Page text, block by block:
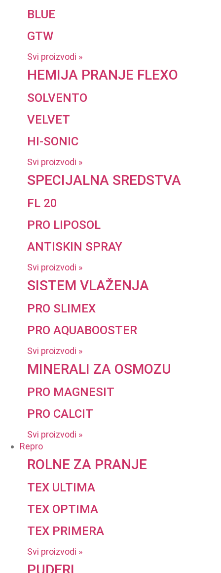
BLUE
GTW
Svi proizvodi »
HEMIJA PRANJE FLEXO
SOLVENTO
VELVET
HI-SONIC
Svi proizvodi »
SPECIJALNA SREDSTVA
FL 20
PRO LIPOSOL
ANTISKIN SPRAY
Svi proizvodi »
SISTEM VLAŽENJA
PRO SLIMEX
PRO AQUABOOSTER
Svi proizvodi »
MINERALI ZA OSMOZU
PRO MAGNESIT
PRO CALCIT
Svi proizvodi »
Repro
ROLNE ZA PRANJE
TEX ULTIMA
TEX OPTIMA
TEX PRIMERA
Svi proizvodi »